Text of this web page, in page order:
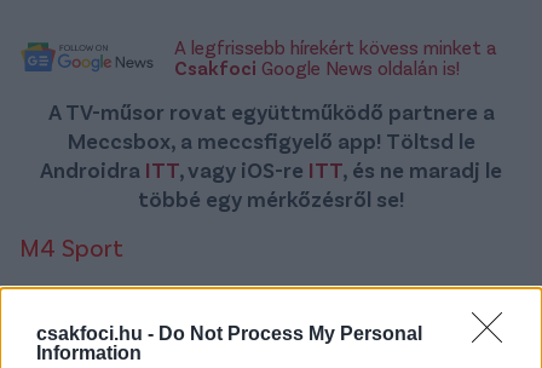
csakfoci.hu - Do Not Process My Personal
Information
A legfrissebb hírekért kövess minket a
Csakfoci Google News oldalán is!
A TV-műsor rovat együttműködő partnere a
Meccsbox, a meccsfigyelő app! Töltsd le
Androidra ITT, vagy iOS-re ITT, és ne maradj le
többé egy mérkőzésről se!
M4 Sport
10.15: Labdarúgás, NB I, Kecskemét-Paks (ismétlés)
21.00: Labdarúgás, Bajnokok Ligája, elődöntő, 2.
mérkőzés, PSG-Borussia Dortmund (élő)